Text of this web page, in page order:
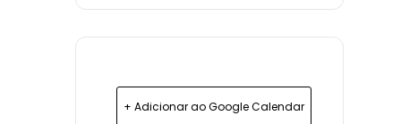
+ Adicionar ao Google Calendar